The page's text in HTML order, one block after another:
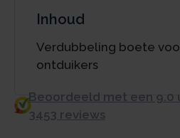
Inhoud
Verdubbeling boete
ontduikers
Beoordeeld met een 9.0
3453 reviews